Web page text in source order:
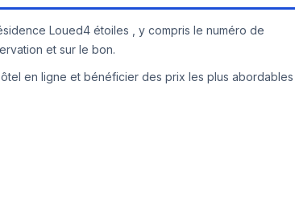
Loued4 étoiles , y compris le numéro de
et sur le bon.
en ligne et bénéficier des prix les plus abordables